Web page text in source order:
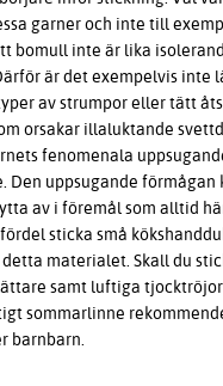
garner och inte till
bomull inte är lika
är det exempelvis inte
av strumpor eller tätt
orsakar illaluktande
fenomenala
Den uppsugande förmågan
av i föremål som alltid
sticka små
materialet. Skall du
samt luftiga
sommarlinne
barnbarn.